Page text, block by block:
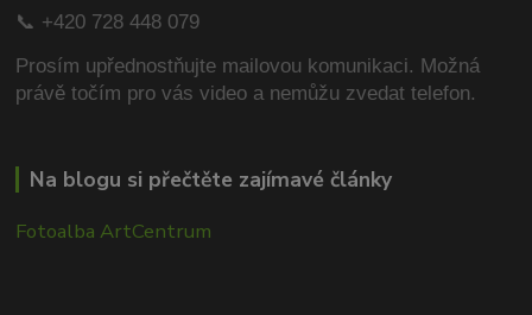
📞 +420 728 448 079
Prosím upřednostňujte mailovou komunikaci. Možná
právě točím pro vás video a nemůžu zvedat telefon.
Na blogu si přečtěte zajímavé články
Fotoalba ArtCentrum